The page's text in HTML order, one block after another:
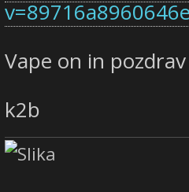
Vape on in pozdrav
k2b